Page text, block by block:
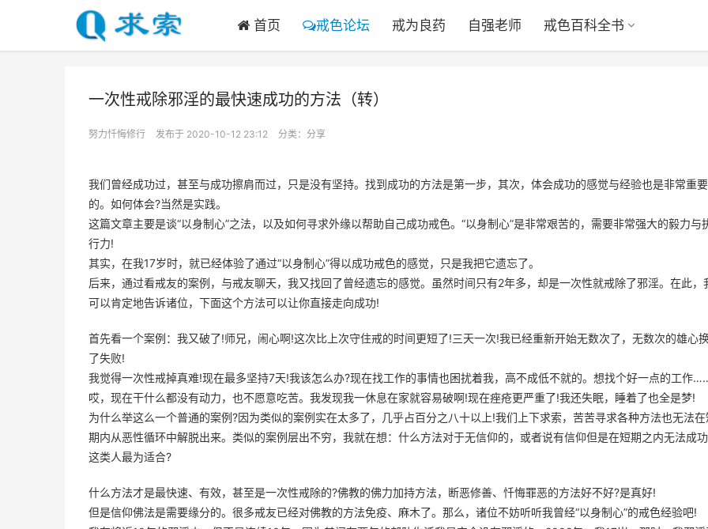
首页 戒色论坛 戒为良药 自强老师 戒色百科全书
一次性戒除邪淫的最快速成功的方法（转）
努力忏悔修行 发布于 2020-10-12 23:12 分类： 分享
我们曾经成功过，甚至与成功擦肩而过，只是没有坚持。找到成功的方法是第一步，其次，体会成功的感觉与经验也是非常重要
的。如何体会?当然是实践。
这篇文章主要是谈“以身制心”之法，以及如何寻求外缘以帮助自己成功戒色。“以身制心”是非常艰苦的，需要非常强大的毅力与
行力!
其实，在我17岁时，就已经体验了通过“以身制心”得以成功戒色的感觉，只是我把它遗忘了。
后来，通过看戒友的案例，与戒友聊天，我又找回了曾经遗忘的感觉。虽然时间只有2年多，却是一次性就戒除了邪淫。在此，
可以肯定地告诉诸位，下面这个方法可以让你直接走向成功!
首先看一个案例：我又破了!师兄，闹心啊!这次比上次守住戒的时间更短了!三天一次!我已经重新开始无数次了，无数次的雄心
了失败!
我觉得一次性戒掉真难!现在最多坚持7天!我该怎么办?现在找工作的事情也困扰着我，高不成低不就的。想找个好一点的工作
哎，现在干什么都没有动力，也不愿意吃苦。我发现我一休息在家就容易破啊!现在痤疮更严重了!我还失眠，睡着了也全是梦!
为什么举这么一个普通的案例?因为类似的案例实在太多了，几乎占百分之八十以上!我们上下求索，苦苦寻求各种方法也无法在
期内从恶性循环中解脱出来。类似的案例层出不穷，我就在想：什么方法对于无信仰的，或者说有信仰但是在短期之内无法成
这类人最为适合?
什么方法才是最快速、有效，甚至是一次性戒除的?佛教的佛力加持方法，断恶修善、忏悔罪恶的方法好不好?是真好!
但是信仰佛法是需要缘分的。很多戒友已经对佛教的方法免疫、麻木了。那么，诸位不妨听听我曾经“以身制心”的戒色经验吧!